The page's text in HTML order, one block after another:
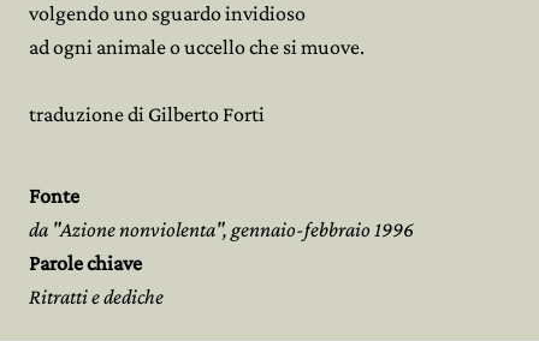
volgendo uno sguardo invidioso
ad ogni animale o uccello che si muove.
traduzione di Gilberto Forti
Fonte
da "Azione nonviolenta", gennaio-febbraio 1996
Parole chiave
Ritratti e dediche